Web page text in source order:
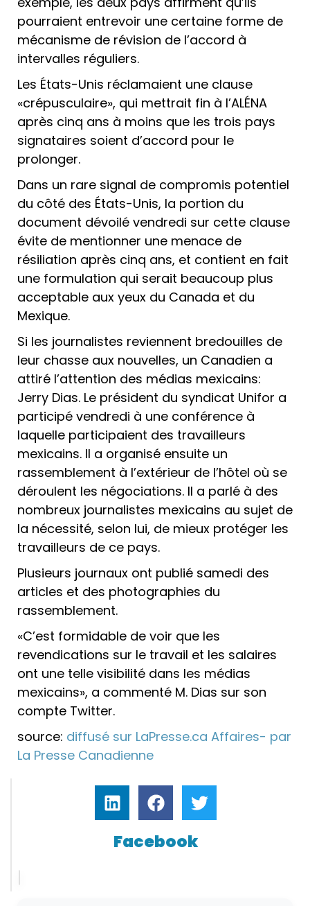
pourraient entrevoir une certaine forme de
mécanisme de révision de l’accord à
intervalles réguliers.
Les États-Unis réclamaient une clause
«crépusculaire», qui mettrait fin à l’ALÉNA
après cinq ans à moins que les trois pays
signataires soient d’accord pour le
prolonger.
Dans un rare signal de compromis potentiel
du côté des États-Unis, la portion du
document dévoilé vendredi sur cette clause
évite de mentionner une menace de
résiliation après cinq ans, et contient en fait
une formulation qui serait beaucoup plus
acceptable aux yeux du Canada et du
Mexique.
Si les journalistes reviennent bredouilles de
leur chasse aux nouvelles, un Canadien a
attiré l’attention des médias mexicains:
Jerry Dias. Le président du syndicat Unifor a
participé vendredi à une conférence à
laquelle participaient des travailleurs
mexicains. Il a organisé ensuite un
rassemblement à l’extérieur de l’hôtel où se
déroulent les négociations. Il a parlé à des
nombreux journalistes mexicains au sujet de
la nécessité, selon lui, de mieux protéger les
travailleurs de ce pays.
Plusieurs journaux ont publié samedi des
articles et des photographies du
rassemblement.
«C’est formidable de voir que les
revendications sur le travail et les salaires
ont une telle visibilité dans les médias
mexicains», a commenté M. Dias sur son
compte Twitter.
source: diffusé sur LaPresse.ca Affaires- par
La Presse Canadienne
Facebook